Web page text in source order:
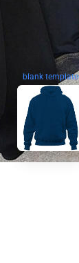
blank template